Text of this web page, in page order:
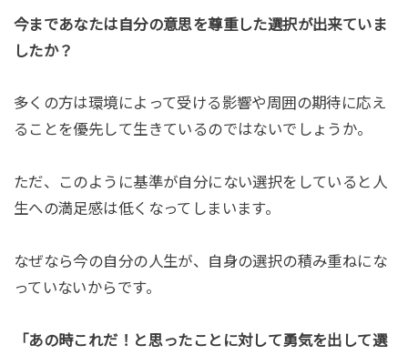
今まであなたは自分の意思を尊重した選択が出来ていま
したか？
多くの方は環境によって受ける影響や周囲の期待に応え
ることを優先して生きているのではないでしょうか。
ただ、このように基準が自分にない選択をしていると人
生への満足感は低くなってしまいます。
なぜなら今の自分の人生が、自身の選択の積み重ねにな
っていないからです。
「あの時これだ！と思ったことに対して勇気を出して選